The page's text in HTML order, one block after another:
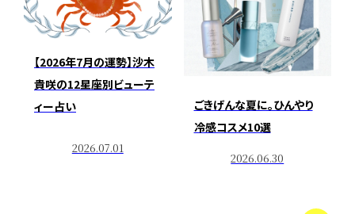
【2026年7月の運勢】沙木
貴咲の12星座別ビューテ
ィー占い
2026.07.01
ごきげんな夏に。ひんやり
冷感コスメ10選
2026.06.30